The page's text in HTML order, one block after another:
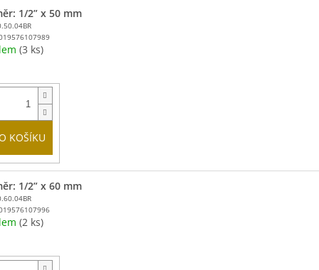
1/2” x 50 mm
(3 ks)
KOŠÍKU
1/2” x 60 mm
(2 ks)